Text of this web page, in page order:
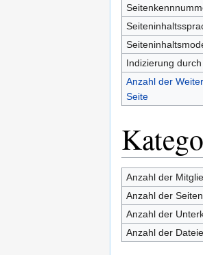
Indizierung
Anzahl der
Seite
Anzahl der
Anzahl der Seiten
Anzahl der
Anzahl der